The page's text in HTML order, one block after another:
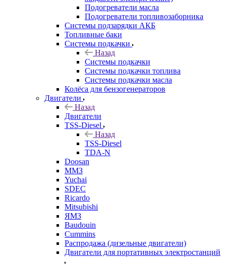
Подогреватели масла
Подогреватели топливозаборника
Системы подзарядки АКБ
Топливные баки
Системы подкачки
Назад
Системы подкачки
Системы подкачки топлива
Системы подкачки масла
Колёса для бензогенераторов
Двигатели
Назад
Двигатели
TSS-Diesel
Назад
TSS-Diesel
TDA-N
Doosan
ММЗ
Yuchai
SDEC
Ricardo
Mitsubishi
ЯМЗ
Baudouin
Cummins
Распродажа (дизельные двигатели)
Двигатели для портативных электростанций